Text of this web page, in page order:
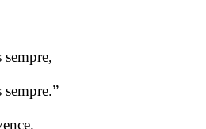
sempre,